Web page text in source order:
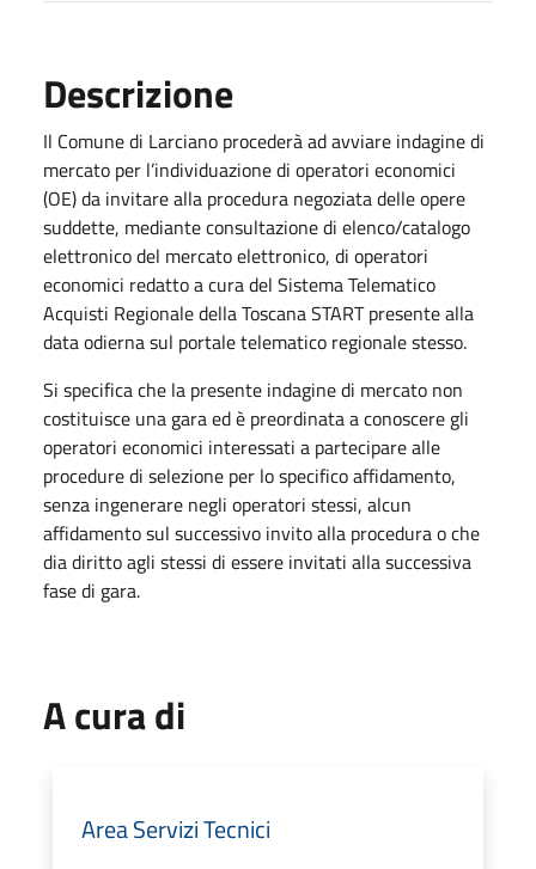
Descrizione
Il Comune di Larciano procederà ad avviare indagine di
mercato per l’individuazione di operatori economici
(OE) da invitare alla procedura negoziata delle opere
suddette, mediante consultazione di elenco/catalogo
elettronico del mercato elettronico, di operatori
economici redatto a cura del Sistema Telematico
Acquisti Regionale della Toscana START presente alla
data odierna sul portale telematico regionale stesso.
Si specifica che la presente indagine di mercato non
costituisce una gara ed è preordinata a conoscere gli
operatori economici interessati a partecipare alle
procedure di selezione per lo specifico affidamento,
senza ingenerare negli operatori stessi, alcun
affidamento sul successivo invito alla procedura o che
dia diritto agli stessi di essere invitati alla successiva
fase di gara.
A cura di
Area Servizi Tecnici